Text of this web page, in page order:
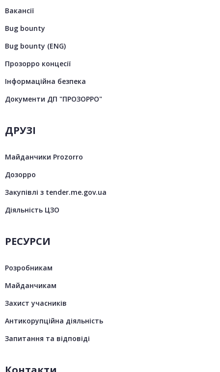
Вакансії
Bug bounty
Bug bounty (ENG)
Прозорро концесії
Інформаційна безпека
Документи ДП "ПРОЗОРРО"
ДРУЗІ
Майданчики Prozorro
Дозорро
Закупівлі з tender.me.gov.ua
Діяльність ЦЗО
РЕСУРСИ
Розробникам
Майданчикам
Захист учасників
Антикорупційна діяльність
Запитання та відповіді